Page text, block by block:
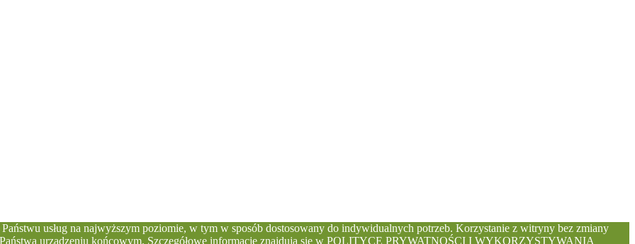
usług na najwyższym poziomie, w tym w sposób dostosowany do indywidualnych potrzeb. Korzystanie z witryny bez zmiany
Państwa urządzeniu końcowym. Szczegółowe informacje znajdują się w POLITYCE PRYWATNOŚCI I WYKORZYSTYWANIA